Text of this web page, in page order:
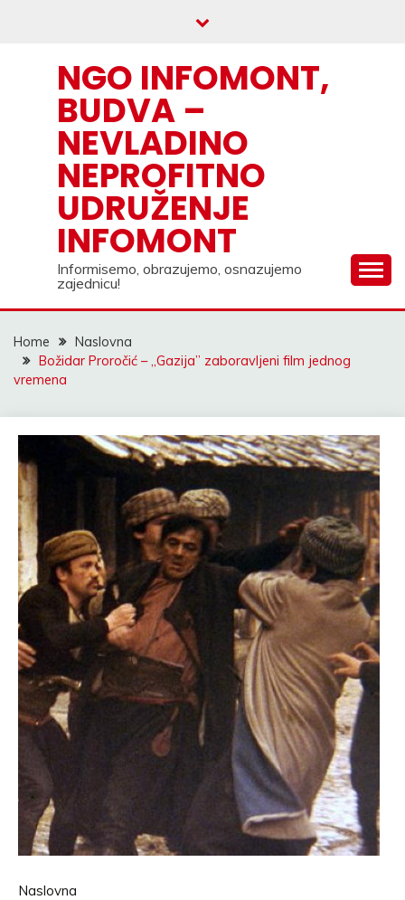
NGO INFOMONT,
BUDVA –
NEVLADINO
NEPROFITNO
UDRUŽENJE
INFOMONT
Informisemo, obrazujemo, osnazujemo
zajednicu!
Home
Naslovna
Božidar Proročić – ,,Gazija” zaboravljeni film jednog
vremena
Naslovna